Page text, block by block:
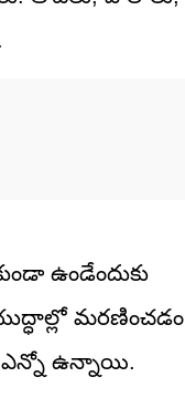
ఉండేందుకు
మరణించడం
ఎన్నో ఉన్నాయి.